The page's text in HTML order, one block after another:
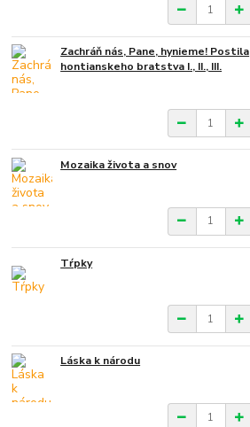
Zachráň nás, Pane, hynieme! Postila
hontianskeho bratstva I., II., III.
Mozaika života a snov
Tŕpky
Láska k národu